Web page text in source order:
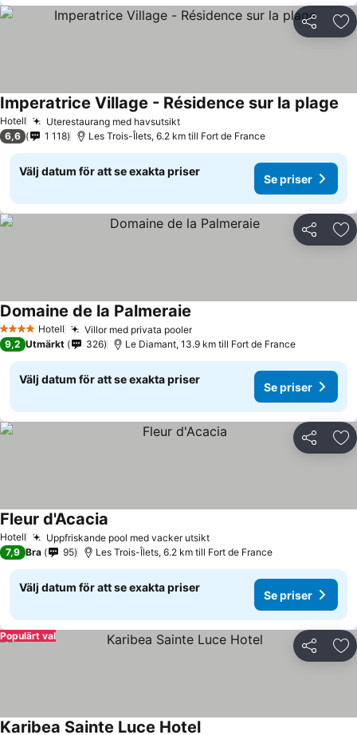
Dela
Hotell Uterestaurang med havsutsikt
Imperatrice Village - Résidence sur la plage
6,6 1 118 Les Trois-Îlets, 6.2 km till Fort de France
Välj datum för att se exakta priser
Se priser
Dela
4 StjärnorHotell Villor med privata pooler
Domaine de la Palmeraie
9,2 Utmärkt 326 Le Diamant, 13.9 km till Fort de France
Välj datum för att se exakta priser
Se priser
Dela
Hotell Uppfriskande pool med vacker utsikt
Fleur d'Acacia
7,9 Bra 95 Les Trois-Îlets, 6.2 km till Fort de France
Välj datum för att se exakta priser
Se priser
Dela
Populärt val
Karibea Sainte Luce Hotel